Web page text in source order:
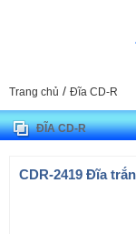
Trang chủ / Đĩa CD-R
ĐĨA CD-R
CDR-2419 Đĩa